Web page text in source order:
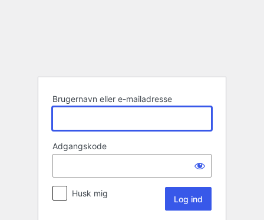
Brugernavn eller e-mailadresse
Adgangskode
Husk mig